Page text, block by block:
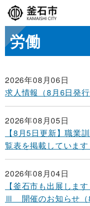
労働
2026年08月06日
求人情報（8月6日発行
2026年08月05日
【8月5日更新】職業
覧表を掲載しています
2026年08月04日
【釜石市も出展しま
Ⅲ 開催のお知らせ（